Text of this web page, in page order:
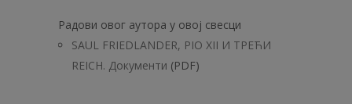
Радови овог аутора у овој свесци
SAUL FRIEDLANDER, PIO XII И TPEЋИ
REICH. Документи (PDF)